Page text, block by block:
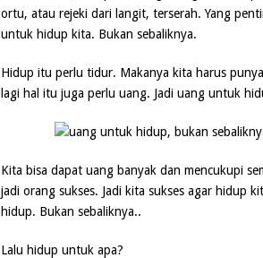
ortu, atau rejeki dari langit, terserah. Yang
untuk hidup kita. Bukan sebaliknya.
Hidup itu perlu tidur. Makanya kita harus
lagi hal itu juga perlu uang. Jadi uang untuk
Kita bisa dapat uang banyak dan mencukupi
jadi orang sukses. Jadi kita sukses agar hidup
hidup. Bukan sebaliknya..
Lalu hidup untuk apa?